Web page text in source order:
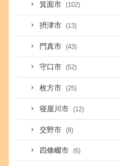
箕面市 (102)
摂津市 (13)
門真市 (43)
守口市 (52)
枚方市 (25)
寝屋川市 (12)
交野市 (8)
四條畷市 (6)